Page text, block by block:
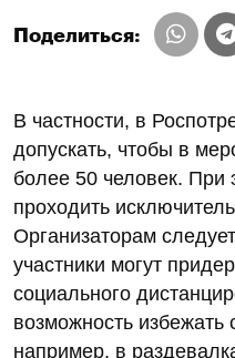
Поделиться:
В частности, в
допускать, чтобы в
более 50 человек. При
проходить
Организаторам
участники могут
социального
возможность
например, в